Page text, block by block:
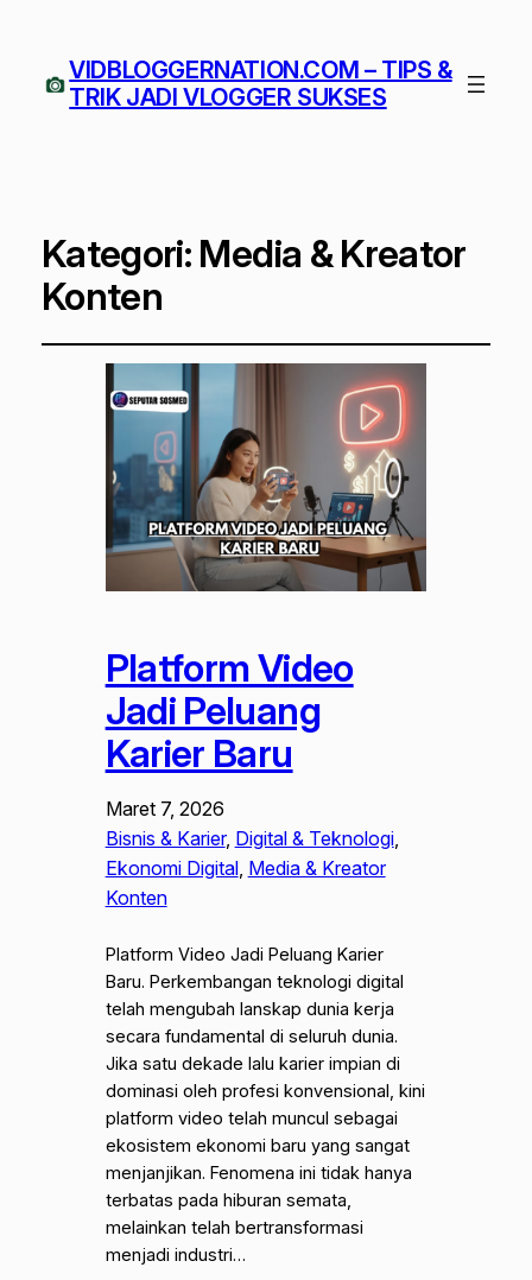
VIDBLOGGERNATION.COM – TIPS &
TRIK JADI VLOGGER SUKSES
Kategori: Media & Kreator
Konten
Platform Video
Jadi Peluang
Karier Baru
Maret 7, 2026
Bisnis & Karier, Digital & Teknologi
Ekonomi Digital, Media & Kreator
Konten
Platform Video Jadi Peluang Karier
Baru. Perkembangan teknologi digital
telah mengubah lanskap dunia kerja
secara fundamental di seluruh dunia.
Jika satu dekade lalu karier impian di
dominasi oleh profesi konvensional, kini
platform video telah muncul sebagai
ekosistem ekonomi baru yang sangat
menjanjikan. Fenomena ini tidak hanya
terbatas pada hiburan semata,
melainkan telah bertransformasi
menjadi industri…